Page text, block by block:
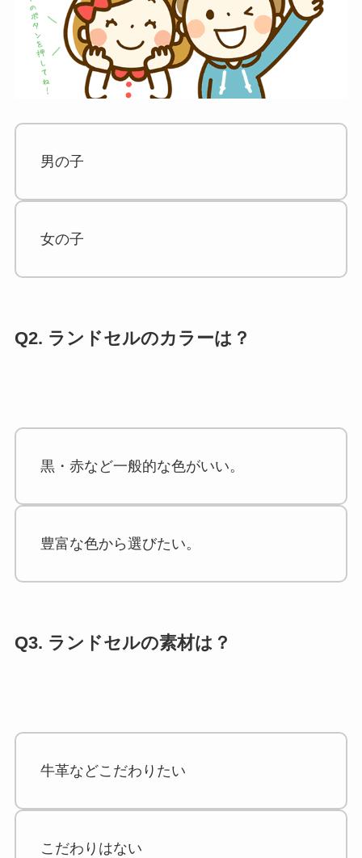
男の子
女の子
Q2. ランドセルのカラーは？
黒・赤など一般的な色がいい。
豊富な色から選びたい。
Q3. ランドセルの素材は？
牛革などこだわりたい
こだわりはない